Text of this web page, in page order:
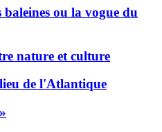
ou la vogue du
nature et culture
de l'Atlantique